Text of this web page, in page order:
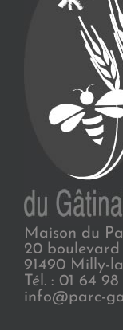
Maison du
20
91490 Milly-
Tél. : 01 64
info@parc-